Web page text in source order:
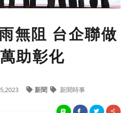
無阻 台企聯做
助彰化
新聞 新聞時事